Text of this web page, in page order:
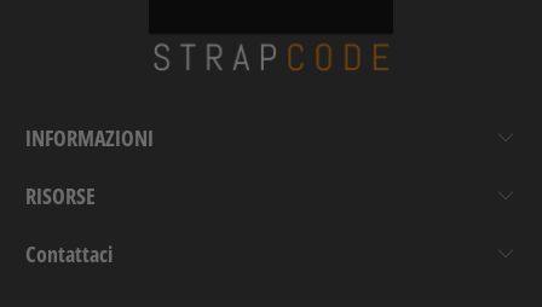
INFORMAZIONI
RISORSE
Contattaci